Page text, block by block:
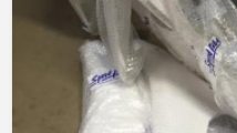
YAMAHA